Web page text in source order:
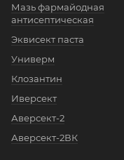
Мазь фармайодная
антисептическая
Эквисект паста
Универм
Клозантин
Иверсект
Аверсект-2
Аверсект-2ВК